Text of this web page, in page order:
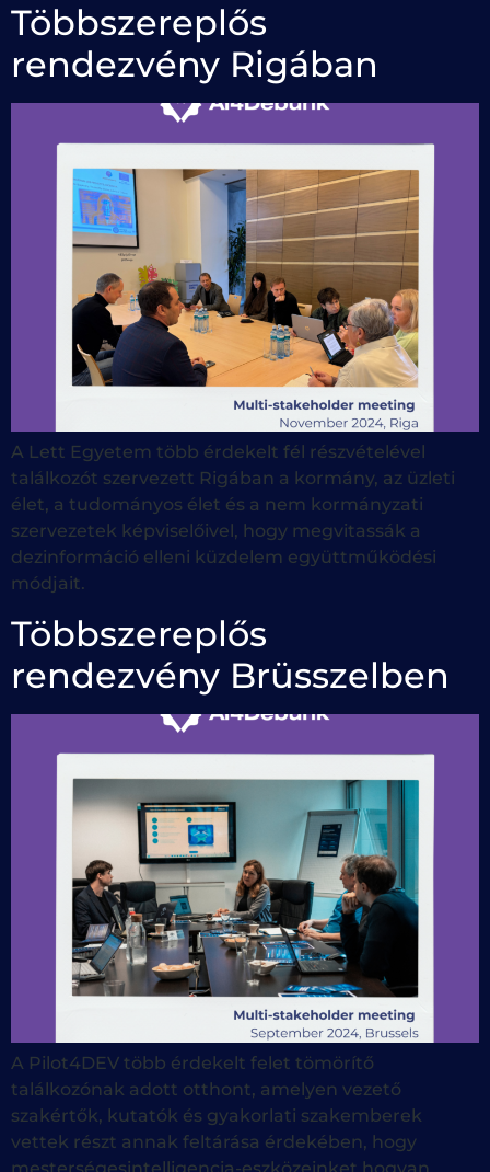
Többszereplős
rendezvény Rigában
A Lett Egyetem több érdekelt fél részvételével
találkozót szervezett Rigában a kormány, az üzleti
élet, a tudományos élet és a nem kormányzati
szervezetek képviselőivel, hogy megvitassák a
dezinformáció elleni küzdelem együttműködési
módjait.
Többszereplős
rendezvény Brüsszelben
A Pilot4DEV több érdekelt felet tömörítő
találkozónak adott otthont, amelyen vezető
szakértők, kutatók és gyakorlati szakemberek
vettek részt annak feltárása érdekében, hogy